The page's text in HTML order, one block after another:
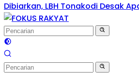
Dibiarkan, LBH Tonakodi Desak